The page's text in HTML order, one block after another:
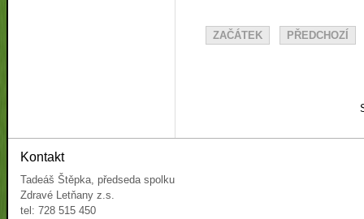
ZAČÁTEK PŘEDCHOZÍ
Kontakt
Tadeáš Štěpka, předseda spolku
Zdravé Letňany z.s.
tel: 728 515 450